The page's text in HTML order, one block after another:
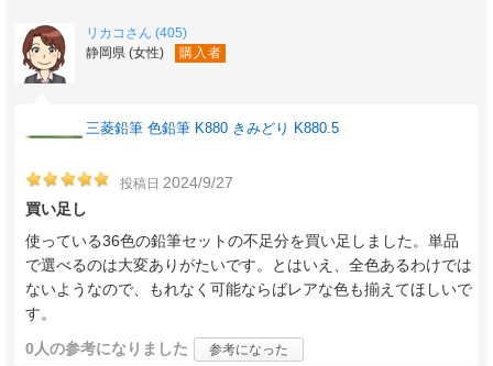
リカコさん (405)
静岡県 (女性)
購入者
三菱鉛筆 色鉛筆 K880 きみどり K880.5
投稿日 2024/9/27
買い足し
使っている36色の鉛筆セットの不足分を買い足しました。単品
で選べるのは大変ありがたいです。とはいえ、全色あるわけでは
ないようなので、もれなく可能ならばレアな色も揃えてほしいで
す。
0人の参考になりました 参考になった